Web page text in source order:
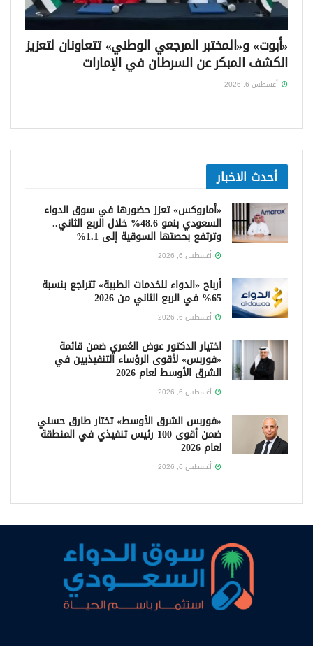
«أبوت» و«المختبر المرجعي الوطني» تتعاونان لتعزيز
الكشف المبكر عن السرطان في الإمارات
أغسطس 6, 2026
أحدث الاخبار
«أماروكس» تعزز حضورها في سوق الدواء
السعودي بنمو 48.6% خلال الربع الثاني..
وترتفع بحصتها السوقية إلى 1.1%
أغسطس 6, 2026
أرباح «الدواء للخدمات الطبية» تتراجع بنسبة
65% في الربع الثاني من 2026
أغسطس 6, 2026
اختيار الدكتور عوض العُمري ضمن قائمة
«فوربس» لأقوى الرؤساء التنفيذيين في
الشرق الأوسط لعام 2026
أغسطس 6, 2026
«فوربس الشرق الأوسط» تختار طارق حسني
ضمن أقوى 100 رئيس تنفيذي في المنطقة
لعام 2026
أغسطس 6, 2026